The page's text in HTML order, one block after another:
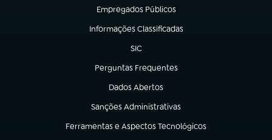
Empregados Públicos
(abre em nova aba)
Informações Classificadas
(abre em nova aba)
SIC
(abre em nova aba)
Perguntas Frequentes
(abre em nova aba)
Dados Abertos
(abre em nova aba)
Sanções Administrativas
(abre em nova aba)
Ferramentas e Aspectos Tecnológicos
(abre em nova aba)